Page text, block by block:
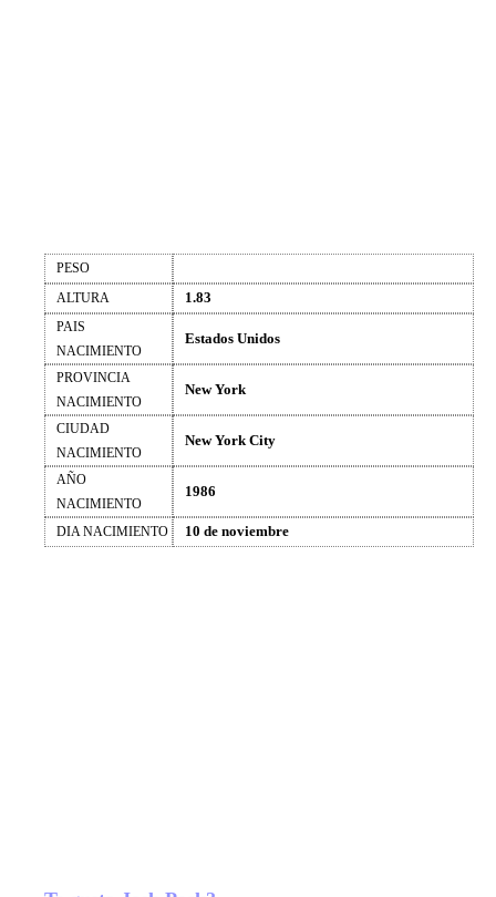
PESO
ALTURA
1.83
PAIS
NACIMIENTO
Estados Unidos
PROVINCIA
NACIMIENTO
New York
CIUDAD
NACIMIENTO
New York City
AÑO
NACIMIENTO
1986
DIA NACIMIENTO 10 de noviembre